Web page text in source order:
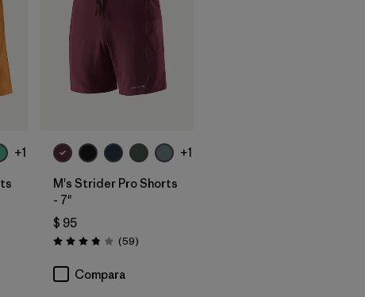
+1 +1
M's Strider Pro Shorts
- 7"
$ 95
Valoración: 3.8 / 5
(59Comentarios
)
Compara